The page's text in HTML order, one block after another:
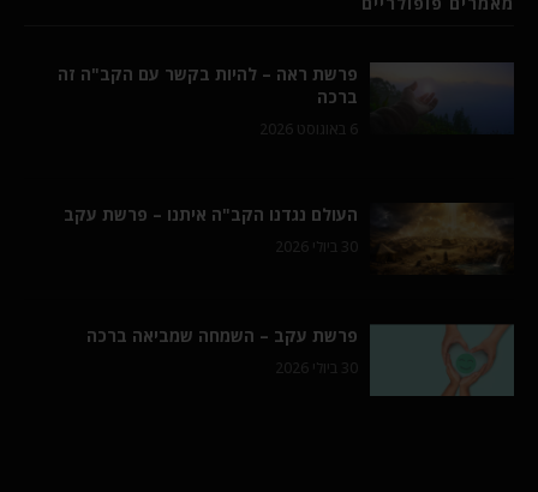
פרשת ראה – להיות בקשר עם הקב"ה זה
ברכה
6 באוגוסט 2026
העולם נגדנו הקב"ה איתנו – פרשת עקב
30 ביולי 2026
פרשת עקב – השמחה שמביאה ברכה
30 ביולי 2026